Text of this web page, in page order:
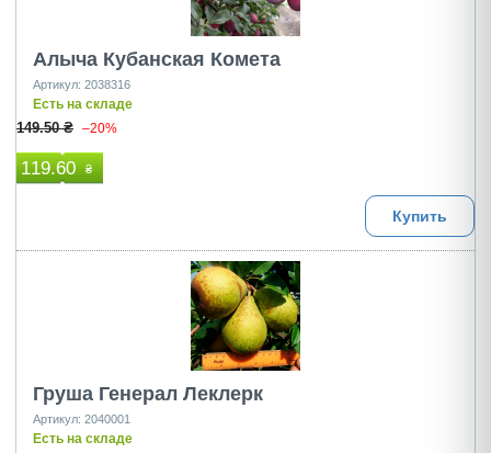
Алыча Кубанская Комета
Артикул: 2038316
Есть на складе
149.50 ₴ –20%
119.60 ₴
Купить
Груша Генерал Леклерк
Артикул: 2040001
Есть на складе